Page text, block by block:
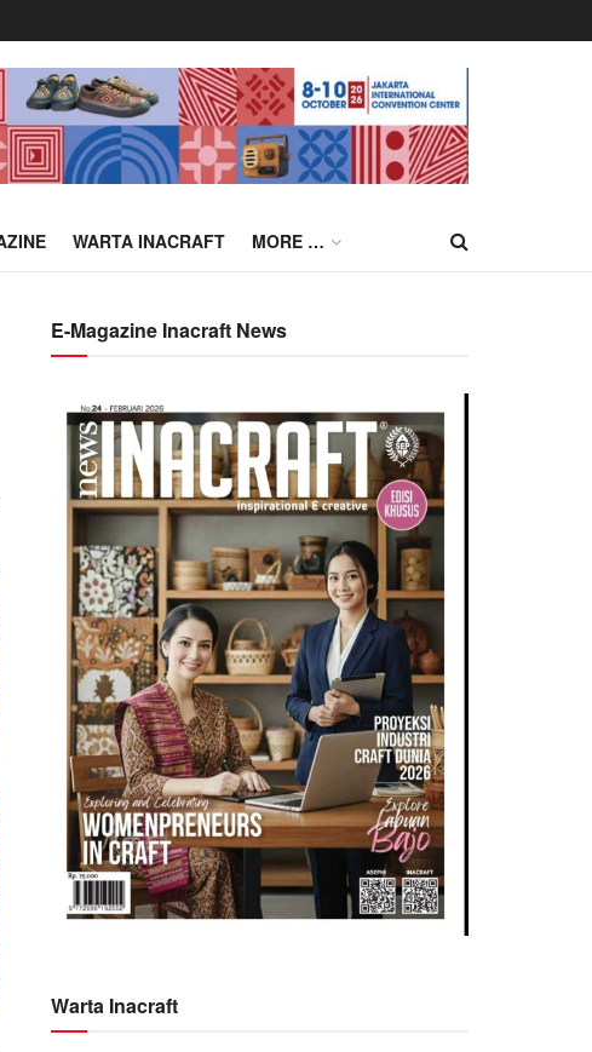
WARTA INACRAFT MORE …
E-Magazine Inacraft News
Warta Inacraft